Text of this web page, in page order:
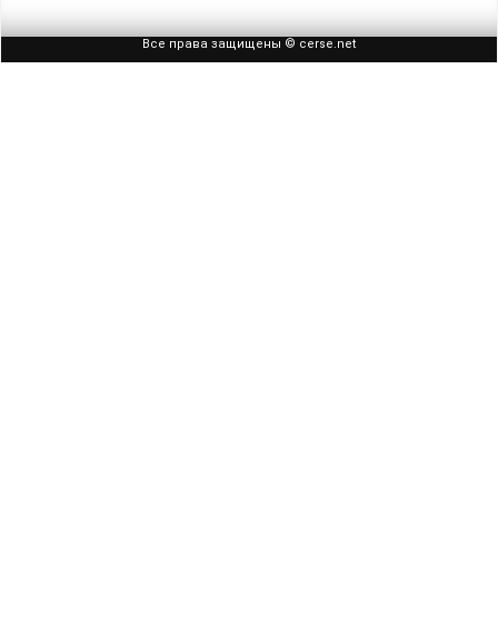
Все права защищены © cerse.net